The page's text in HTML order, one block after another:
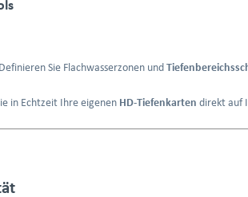
Definieren Sie Flachwasserzonen und
in Echtzeit Ihre eigenen HD-Tiefenkarten direkt auf